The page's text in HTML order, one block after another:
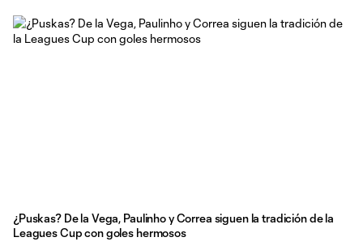
¿Puskas? De la Vega, Paulinho y Correa siguen la tradición de la
Leagues Cup con goles hermosos